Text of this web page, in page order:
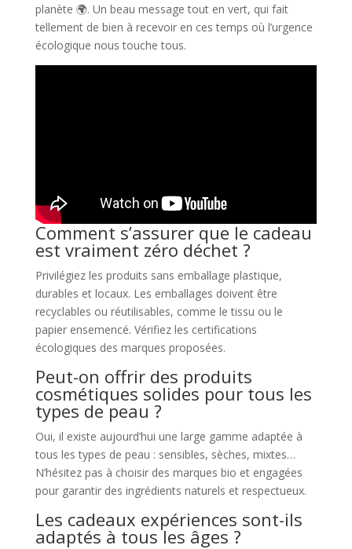
planète 🌍. Un beau message tout en vert, qui fait
tellement de bien à recevoir en ces temps où l’urgence
écologique nous touche tous.
Comment s’assurer que le cadeau
est vraiment zéro déchet ?
Privilégiez les produits sans emballage plastique,
durables et locaux. Les emballages doivent être
recyclables ou réutilisables, comme le tissu ou le
papier ensemencé. Vérifiez les certifications
écologiques des marques proposées.
Peut-on offrir des produits
cosmétiques solides pour tous les
types de peau ?
Oui, il existe aujourd’hui une large gamme adaptée à
tous les types de peau : sensibles, sèches, mixtes…
N’hésitez pas à choisir des marques bio et engagées
pour garantir des ingrédients naturels et respectueux.
Les cadeaux expériences sont-ils
adaptés à tous les âges ?